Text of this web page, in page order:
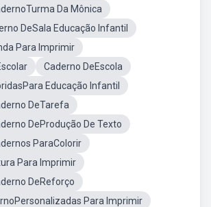
Da Mônica
DeSala Educação Infantil
Para Imprimir
Caderno DeEscola
Educação Infantil
DeTarefa
DeProdução De Texto
ParaColorir
Para Imprimir
DeReforço
Para Imprimir